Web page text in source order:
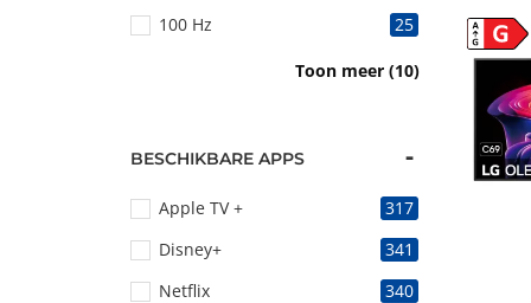
100 Hz
25
15
120 Hz
Toon meer (10)
BESCHIKBARE APPS
Apple TV +
317
Disney+
341
Netflix
340
G